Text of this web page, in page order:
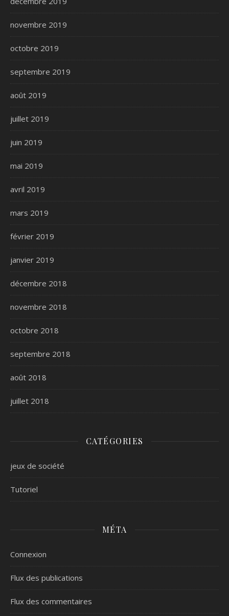
novembre 2019
octobre 2019
septembre 2019
août 2019
juillet 2019
juin 2019
mai 2019
avril 2019
mars 2019
février 2019
janvier 2019
décembre 2018
novembre 2018
octobre 2018
septembre 2018
août 2018
juillet 2018
CATÉGORIES
jeux de société
Tutoriel
MÉTA
Connexion
Flux des publications
Flux des commentaires